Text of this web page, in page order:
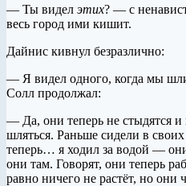
— Ты видел этих? — с
весь город ими кишит.
Дайнис кивнул безразлично:
— Я видел одного, когда мы
Солл продолжал:
— Да, они теперь не стыдятся
шляться. Раньше сидели в своих
теперь… я ходил за водой —
они там. Говорят, они теперь
равно ничего не растёт, но